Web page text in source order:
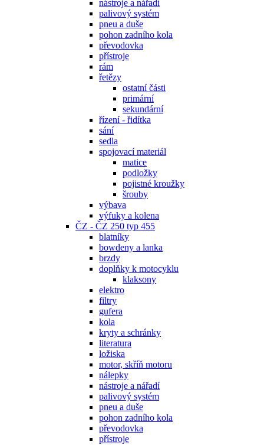
nástroje a nářadí
palivový systém
pneu a duše
pohon zadního kola
převodovka
přístroje
rám
řetězy
ostatní části
primární
sekundární
řízení - řidítka
sání
sedla
spojovací materiál
matice
podložky
pojistné kroužky
šrouby
výbava
výfuky a kolena
ČZ - ČZ 250 typ 455
blatníky
bowdeny a lanka
brzdy
doplňky k motocyklu
klaksony
elektro
filtry
gufera
kola
kryty a schránky
literatura
ložiska
motor, skříň motoru
nálepky
nástroje a nářadí
palivový systém
pneu a duše
pohon zadního kola
převodovka
přístroje